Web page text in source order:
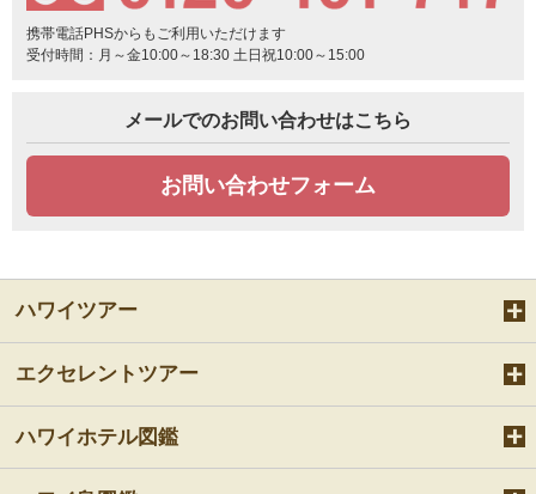
携帯電話PHSからもご利用いただけます
受付時間：月～金10:00～18:30 土日祝10:00～15:00
メールでのお問い合わせはこちら
お問い合わせフォーム
ハワイツアー
エクセレントツアー
ハワイホテル図鑑